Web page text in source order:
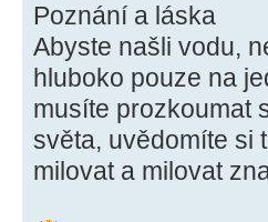
Poznání a láska
Abyste našli vodu,
hluboko pouze na
musíte prozkoumat
světa, uvědomíte si
milovat a milovat